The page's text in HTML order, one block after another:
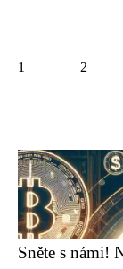
1 2
Sněte s námi!